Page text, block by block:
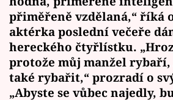
přiměřeně vzdělaná,“ říká
aktérka poslední večeře
hereckého čtyřlístku.
protože můj manžel rybaří,
také rybařit,“ prozradí o
„Abyste se vůbec najedly,